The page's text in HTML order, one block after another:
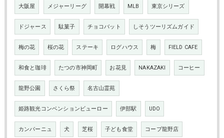
大阪屋 メジャーリーグ 開幕戦 MLB 東京シリーズ
ドジャース 駄菓子 チョコバット しそうツーリズムガイド
梅の花 桜の花 ステーキ ログハウス 梅 FIELD CAFE
和食と珈琲 たつの市神岡町 お花見 NAKAZAKI コーヒー
龍野公園 さくら祭 名古山霊苑
姫路観光コンベンションビューロー 伊部駅 UDO
カンパーニュ 犬 芝桜 子ども食堂 コープ龍野店